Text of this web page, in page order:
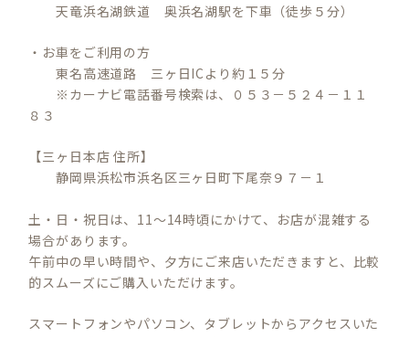
天竜浜名湖鉄道 奥浜名湖駅を下車（徒歩５分）
・お車をご利用の方
東名高速道路 三ヶ日ICより約１５分
※カーナビ電話番号検索は、０５３－５２４－１１
８３
【三ヶ日本店 住所】
静岡県浜松市浜名区三ヶ日町下尾奈９７－１
土・日・祝日は、11～14時頃にかけて、お店が混雑する
場合があります。
午前中の早い時間や、夕方にご来店いただきますと、比較
的スムーズにご購入いただけます。
スマートフォンやパソコン、タブレットからアクセスいた